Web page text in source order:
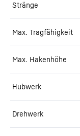
Stränge
Max. Tragfähigkeit
Max. Hakenhöhe
Hubwerk
Drehwerk